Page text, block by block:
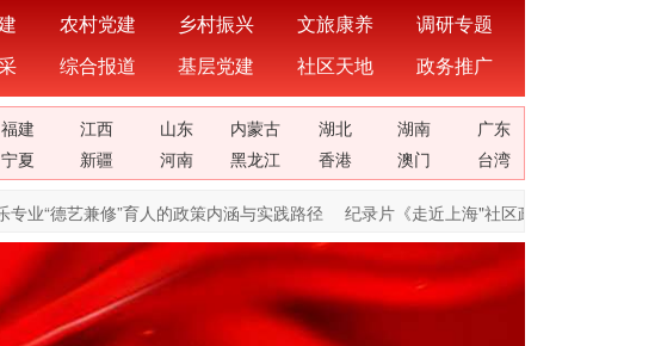
建成果
建成就
建理论
群关系
农村党建 乡村振兴 文旅康养
调研专题
综合报道 基层党建 社区天地 政务推广
福建 江西 山东 内蒙古 湖北 湖南
广东
宁夏 新疆 河南 黑龙江 香港 澳门 台湾
业“德艺兼修”育人的政策内涵与实践路径 纪录片《走近上海"社区政委”》登上中央新